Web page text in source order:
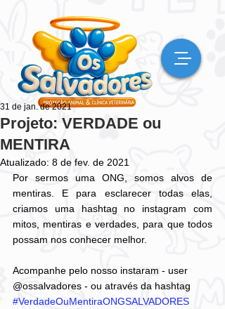
Projeto: VERDADE ou
MENTIRA
31 de jan. de 2021
Atualizado: 8 de fev. de 2021
Por sermos uma ONG, somos alvos de
mentiras. E para esclarecer todas elas,
criamos uma hashtag no instagram com
mitos, mentiras e verdades, para que todos
possam nos conhecer melhor.
Acompanhe pelo nosso instaram - user
@ossalvadores - ou através da hashtag
#VerdadeOuMentiraONGSALVADORES